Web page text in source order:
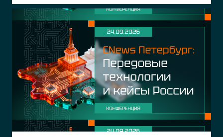
Заместитель директора
Элком
Начальник ОПИР
ООО ЭЛКОМ
Директор по развитию
S7 Group
Руководитель центра
ООО СК сбербанк
страхование
Инженер ДС
ООО Р-Медиа
координатор
ООО СК Сбербанк
страхование